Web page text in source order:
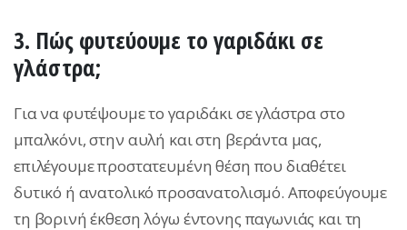
3. Πώς φυτεύουμε το γαριδάκι σε
γλάστρα;
Για να φυτέψουμε το γαριδάκι σε γλάστρα στο
μπαλκόνι, στην αυλή και στη βεράντα μας,
επιλέγουμε προστατευμένη θέση που διαθέτει
δυτικό ή ανατολικό προσανατολισμό. Αποφεύγουμε
τη βορινή έκθεση λόγω έντονης παγωνιάς και τη